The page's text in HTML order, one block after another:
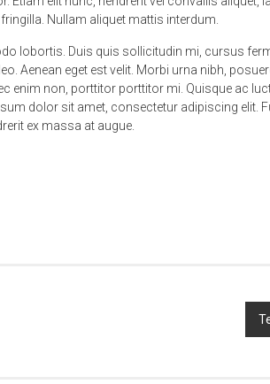
Nullam aliquet mattis interdum.
lobortis. Duis quis sollicitudin mi, cursus
Aenean eget est velit. Morbi urna nibh,
non, porttitor porttitor mi. Quisque ac
dolor sit amet, consectetur adipiscing elit.
ex massa at augue.